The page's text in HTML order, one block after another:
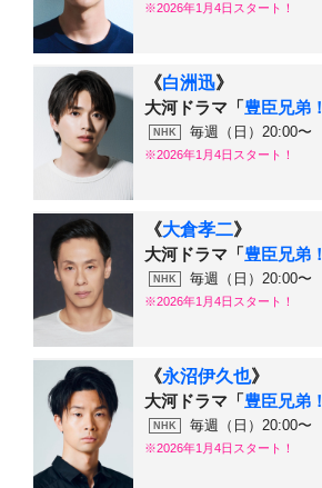
※2026年1月4日スタート！
《白洲迅》
大河ドラマ「 豊臣兄弟！
NHK 毎週（日）20:00〜
※2026年1月4日スタート！
《大倉孝二》
大河ドラマ「 豊臣兄弟！
NHK 毎週（日）20:00〜
※2026年1月4日スタート！
《永沼伊久也》
大河ドラマ「 豊臣兄弟！
NHK 毎週（日）20:00〜
※2026年1月4日スタート！